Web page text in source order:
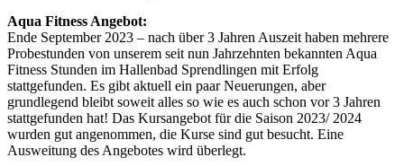
Aqua Fitness Angebot:
Ende September 2023 – nach über 3 Jahren Auszeit haben mehrere
Probestunden von unserem seit nun Jahrzehnten bekannten Aqua
Fitness Stunden im Hallenbad Sprendlingen mit Erfolg
stattgefunden. Es gibt aktuell ein paar Neuerungen, aber
grundlegend bleibt soweit alles so wie es auch schon vor 3 Jahren
stattgefunden hat! Das Kursangebot für die Saison 2023/ 2024
wurden gut angenommen, die Kurse sind gut besucht. Eine
Ausweitung des Angebotes wird überlegt.